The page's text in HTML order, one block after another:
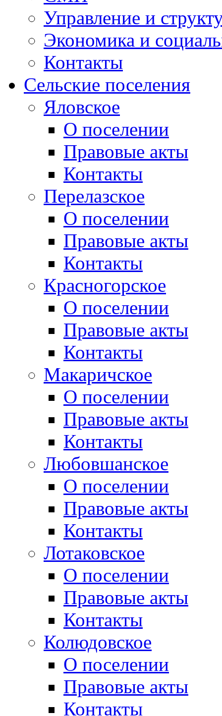
Управление и
Экономика и
Контакты
Сельские поселения
Яловское
О поселении
Правовые акты
Контакты
Перелазское
О поселении
Правовые акты
Контакты
Красногорское
О поселении
Правовые акты
Контакты
Макаричское
О поселении
Правовые акты
Контакты
Любовшанское
О поселении
Правовые акты
Контакты
Лотаковское
О поселении
Правовые акты
Контакты
Колюдовское
О поселении
Правовые акты
Контакты